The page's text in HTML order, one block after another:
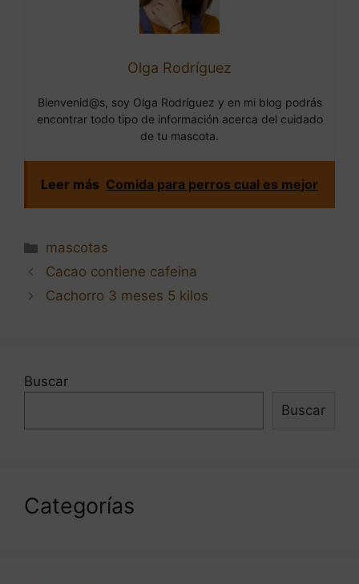
Olga Rodríguez
Bienvenid@s, soy Olga Rodríguez y en mi blog podrás
encontrar todo tipo de información acerca del cuidado
de tu mascota.
Leer más Comida para perros cual es mejor
Categorías
mascotas
Navegación
de
Cacao contiene cafeina
Cachorro 3 meses 5 kilos
Buscar
Buscar
Categorías